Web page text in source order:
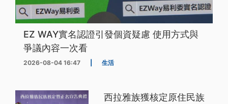
EZ WAY實名認證引發個資疑慮 使用方式與
爭議內容一次看
2026-08-04 16:47 生活
西拉雅族獲核定原住民族